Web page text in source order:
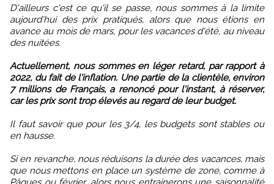
D'ailleurs c'est ce qu'il se passe, nous sommes à la limite
aujourd'hui des prix pratiqués, alors que nous étions en
avance au mois de mars, pour les vacances d'été, au niveau
des nuitées.
Actuellement, nous sommes en léger retard, par rapport à
2022, du fait de l'inflation. Une partie de la clientèle, environ
7 millions de Français, a renoncé pour l'instant, à réserver,
car les prix sont trop élevés au regard de leur budget.
Il faut savoir que pour les 3/4, les budgets sont stables ou
en hausse.
Si en revanche, nous réduisons la durée des vacances, mais
que nous mettons en place un système de zone, comme à